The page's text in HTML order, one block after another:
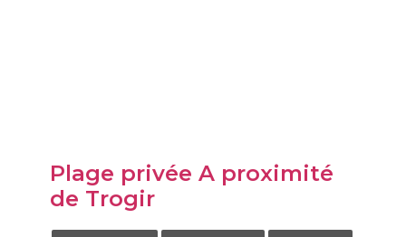
Plage privée A proximité
de Trogir